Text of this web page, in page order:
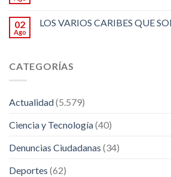
02
Ago
LOS VARIOS CARIBES QUE
CATEGORÍAS
Actualidad(5.579)
Ciencia y Tecnología(40)
Denuncias Ciudadanas (34)
Deportes (62)